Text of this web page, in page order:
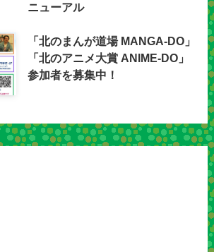
ニューアル
「北のまんが道場 MANGA-DO」
「北のアニメ大賞 ANIME-DO」
参加者を募集中！